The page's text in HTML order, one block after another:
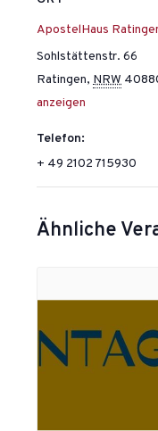
ApostelHaus
Sohlstättenstr. 66
Ratingen, NRW
anzeigen
Telefon:
+ 49 2102 715930
Ähnliche